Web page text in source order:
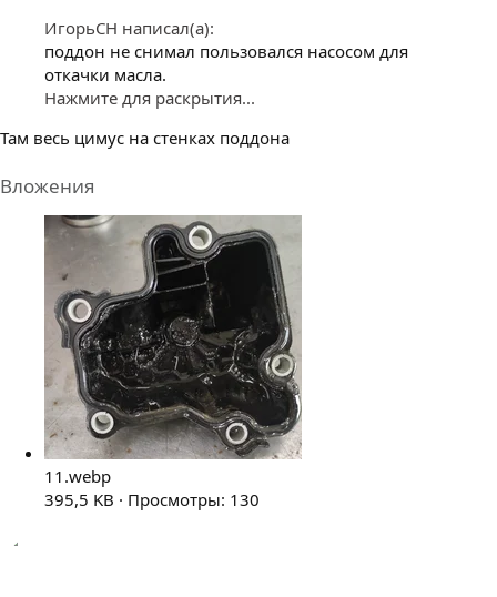
ИгорьСН написал(а):
поддон не снимал пользовался насосом для
откачки масла.
Нажмите для раскрытия...
Там весь цимус на стенках поддона
Вложения
11.webp
395,5 KB · Просмотры: 130